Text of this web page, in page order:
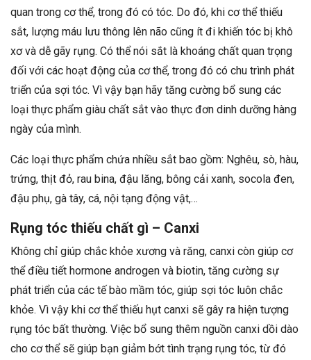
quan trong cơ thể, trong đó có tóc. Do đó, khi cơ thể thiếu
sắt, lượng máu lưu thông lên não cũng ít đi khiến tóc bị khô
xơ và dễ gãy rụng. Có thể nói sắt là khoáng chất quan trọng
đối với các hoạt động của cơ thể, trong đó có chu trình phát
triển của sợi tóc. Vì vậy bạn hãy tăng cường bổ sung các
loại thực phẩm giàu chất sắt vào thực đơn dinh dưỡng hàng
ngày của mình.
Các loại thực phẩm chứa nhiều sắt bao gồm: Nghêu, sò, hàu,
trứng, thịt đỏ, rau bina, đậu lăng, bông cải xanh, socola đen,
đậu phụ, gà tây, cá, nội tạng động vật,…
Rụng tóc thiếu chất gì – Canxi
Không chỉ giúp chắc khỏe xương và răng, canxi còn giúp cơ
thể điều tiết hormone androgen và biotin, tăng cường sự
phát triển của các tế bào mầm tóc, giúp sợi tóc luôn chắc
khỏe. Vì vậy khi cơ thể thiếu hụt canxi sẽ gây ra hiện tượng
rụng tóc bất thường. Việc bổ sung thêm nguồn canxi dồi dào
cho cơ thể sẽ giúp bạn giảm bớt tình trạng rụng tóc, từ đó